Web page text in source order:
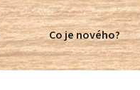
Co je nového?